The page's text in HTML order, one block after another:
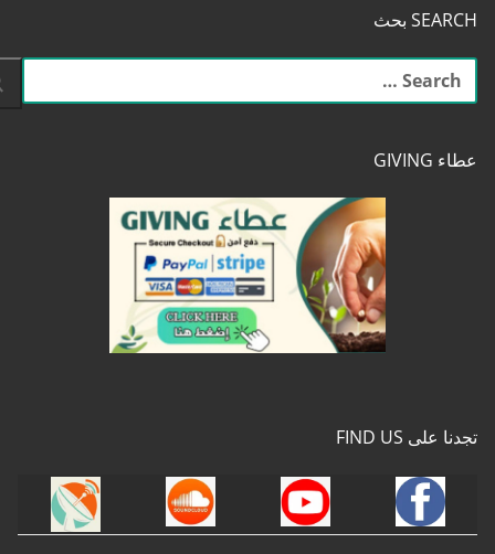
SEARCH بحث
البحث
عن:
عطاء GIVING
تجدنا على FIND US